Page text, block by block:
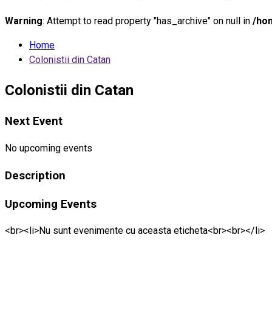
Warning: Attempt to read property "has_archive" on null in /
Home
Colonistii din Catan
Colonistii din Catan
Next Event
No upcoming events
Description
Upcoming Events
<br><li>Nu sunt evenimente cu aceasta eticheta<br><br></li>